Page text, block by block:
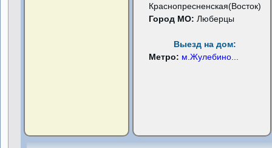
Краснопресненская(Восток)
Город МО:Люберцы
Выезд на дом:
Метро: м.Жулебино